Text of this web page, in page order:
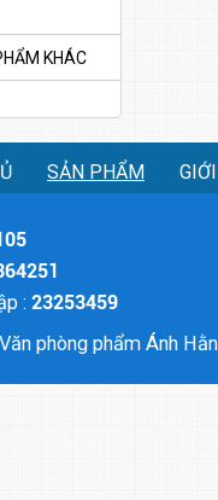
KHÁC
SẢN PHẨM
: 23253459
phòng phẩm Ánh